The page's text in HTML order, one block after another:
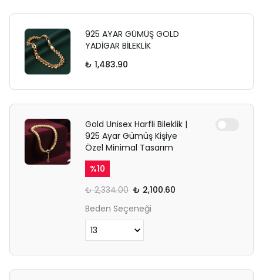
925 AYAR GÜMÜŞ GOLD
YADİGAR BİLEKLİK
₺ 1,483.90
Gold Unisex Harfli Bileklik |
925 Ayar Gümüş Kişiye
Özel Minimal Tasarım
%10
₺ 2,334.00 ₺ 2,100.60
Beden Seçeneği